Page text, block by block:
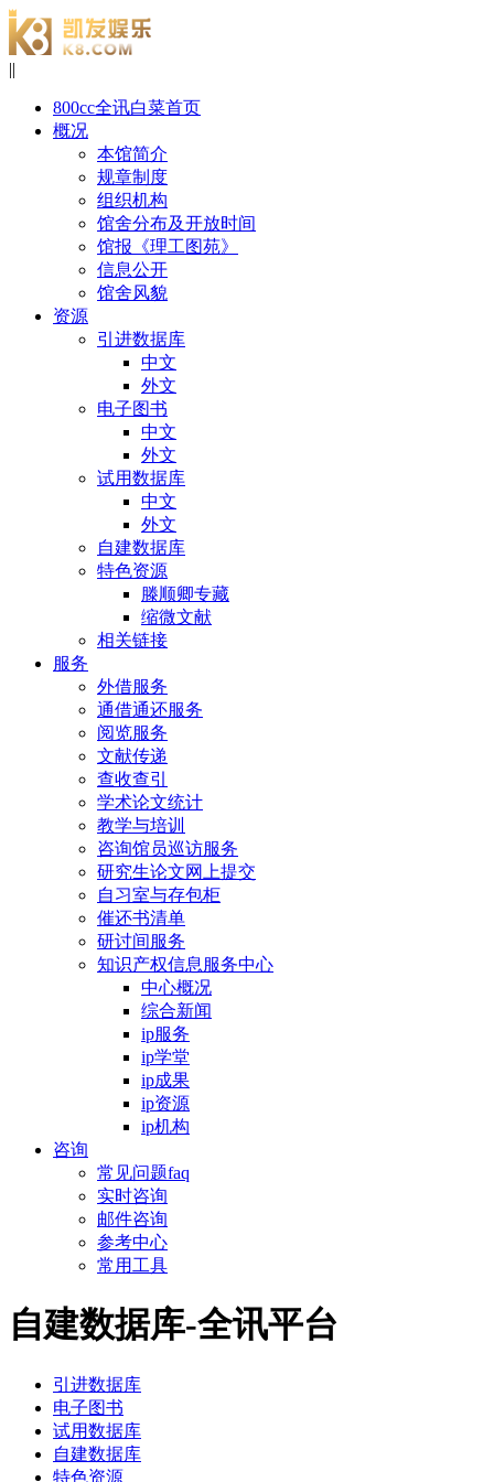
||
800cc全讯白菜首页
概况
本馆简介
规章制度
组织机构
馆舍分布及开放时间
馆报《理工图苑》
信息公开
馆舍风貌
资源
引进数据库
中文
外文
电子图书
中文
外文
试用数据库
中文
外文
自建数据库
特色资源
滕顺卿专藏
缩微文献
相关链接
服务
外借服务
通借通还服务
阅览服务
文献传递
查收查引
学术论文统计
教学与培训
咨询馆员巡访服务
研究生论文网上提交
自习室与存包柜
催还书清单
研讨间服务
知识产权信息服务中心
中心概况
综合新闻
ip服务
ip学堂
ip成果
ip资源
ip机构
咨询
常见问题faq
实时咨询
邮件咨询
参考中心
常用工具
自建数据库-全讯平台
引进数据库
电子图书
试用数据库
自建数据库
特色资源